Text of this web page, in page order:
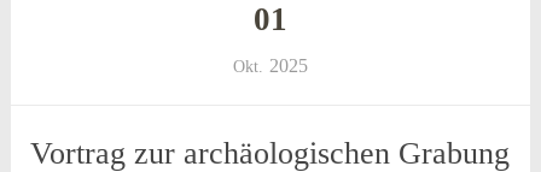
01
Okt. 2025
Vortrag zur archäologischen Grabung